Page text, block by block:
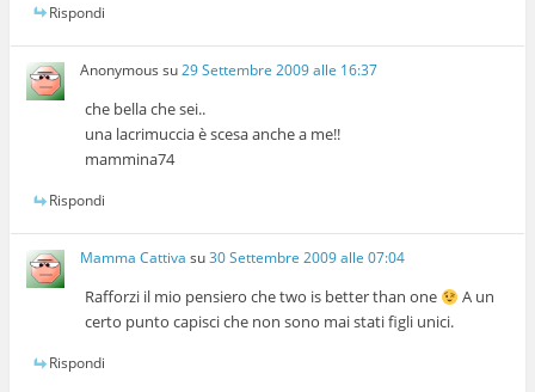
Rispondi
Anonymous su29 Settembre 2009 alle 16:37
che bella che sei..
una lacrimuccia è scesa anche a me!!
mammina74
Rispondi
Mamma Cattiva su30 Settembre 2009 alle 07:04
Rafforzi il mio pensiero che two is better than one
A un
certo punto capisci che non sono mai stati figli unici.
Rispondi